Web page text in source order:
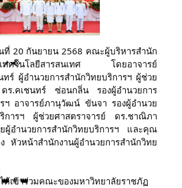
ที่ 20 กันยายน 2568 คณะผู้บริหารสำนัก
เทคโนโลยีสารสนเทศ โดยอาจารย์
ร์ ผู้อำนวยการสำนักวิทยบริการฯ ผู้ช่วย
ร.คเชนทร์ ซ่อนกลิ่น รองผู้อำนวยการ
ฯ อาจารย์ภานุวัฒน์ ขันจา รองผู้อำนวย
ริการฯ ผู้ช่วยศาสตราจารย์ ดร.ชาณิภา
อำนวยการสำนักวิทยบริการฯ และคุณ
วหน้าสำนักงานผู้อำนวยการสำนักวิทย
ด้เข้าร่วมคณะของมหาวิทยาลัยราชภัฏ